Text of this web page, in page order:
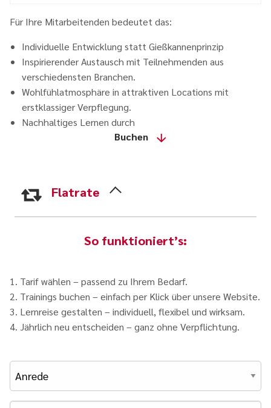
Für Ihre Mitarbeitenden bedeutet das:
Individuelle Entwicklung statt Gießkannenprinzip
Inspirierender Austausch mit Teilnehmenden aus
verschiedensten Branchen.
Wohlfühlatmosphäre in attraktiven Locations mit
erstklassiger Verpflegung.
Nachhaltiges Lernen durch
Buchen
Flatrate
So funktioniert’s:
1. Tarif wählen – passend zu Ihrem Bedarf.
2. Trainings buchen – einfach per Klick über unsere Website.
3. Lernreise gestalten – individuell, flexibel und wirksam.
4. Jährlich neu entscheiden – ganz ohne Verpflichtung.